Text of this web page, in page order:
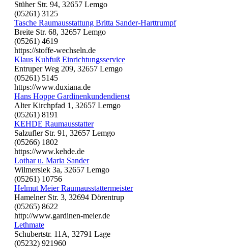
Stüher Str. 94, 32657 Lemgo
(05261) 3125
Tasche Raumausstattung Britta Sander-Harttrumpf
Breite Str. 68, 32657 Lemgo
(05261) 4619
https://stoffe-wechseln.de
Klaus Kuhfuß Einrichtungsservice
Entruper Weg 209, 32657 Lemgo
(05261) 5145
https://www.duxiana.de
Hans Hoppe Gardinenkundendienst
Alter Kirchpfad 1, 32657 Lemgo
(05261) 8191
KEHDE Raumausstatter
Salzufler Str. 91, 32657 Lemgo
(05266) 1802
https://www.kehde.de
Lothar u. Maria Sander
Wilmersiek 3a, 32657 Lemgo
(05261) 10756
Helmut Meier Raumausstattermeister
Hamelner Str. 3, 32694 Dörentrup
(05265) 8622
http://www.gardinen-meier.de
Lethmate
Schubertstr. 11A, 32791 Lage
(05232) 921960